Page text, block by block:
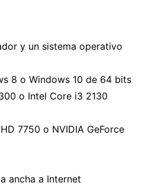
y un sistema operativo
8 o Windows 10 de 64 bits
o Intel Core i3 2130
7750 o NVIDIA GeForce
ancha a Internet